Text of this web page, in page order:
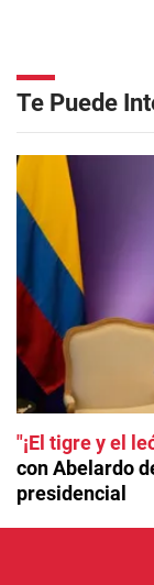
Te Puede
"¡El tigre y el
con Abelardo
presidencial